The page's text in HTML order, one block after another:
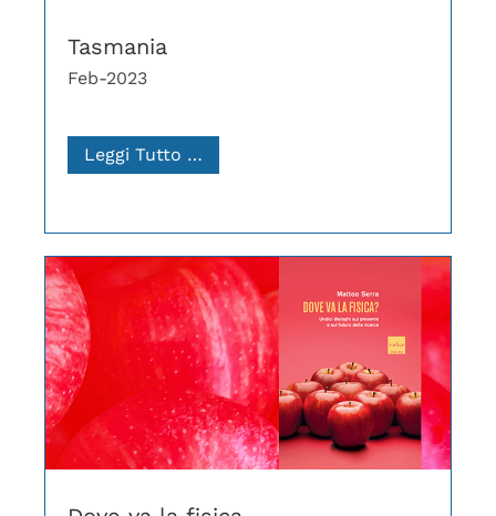
Tasmania
Feb-2023
Leggi Tutto …